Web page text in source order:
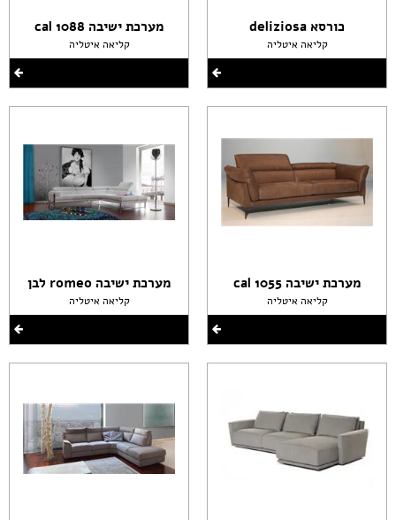
כורסא deliziosa
קליאה איטליה
מערכת ישיבה cal 1055
קליאה איטליה
מערכת ישיבה cal 1088
קליאה איטליה
מערכת ישיבה romeo לבן
קליאה איטליה